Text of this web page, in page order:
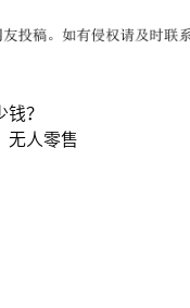
？
人零售